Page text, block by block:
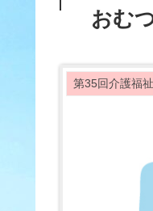
おむ
第35回介護福